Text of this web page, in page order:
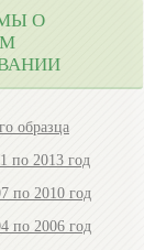
О
образца
по 2013 год
по 2010 год
по 2006 год